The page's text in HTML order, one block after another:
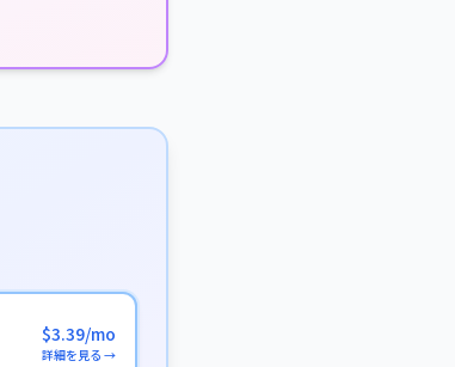
$3.39/mo
詳細を見る →